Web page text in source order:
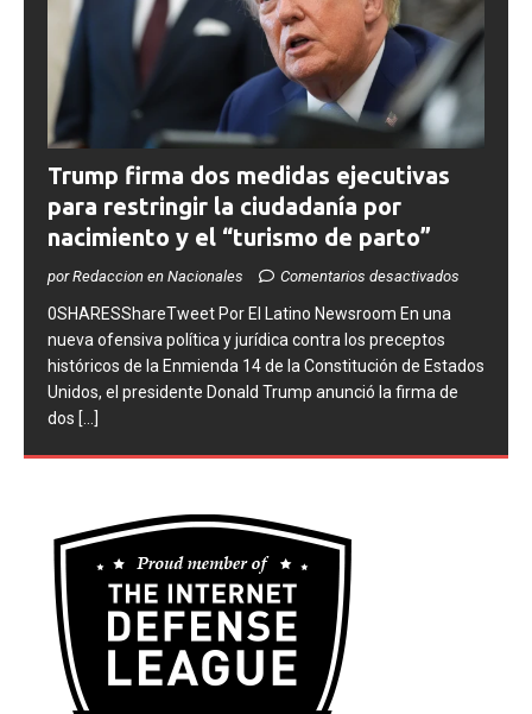
Trump firma dos medidas ejecutivas
para restringir la ciudadanía por
nacimiento y el “turismo de parto”
0SHARESShareTweet ​Por El Latino Newsroom ​En una
nueva ofensiva política y jurídica contra los preceptos
históricos de la Enmienda 14 de la Constitución de Estados
Unidos, el presidente Donald Trump anunció la firma de
[...]